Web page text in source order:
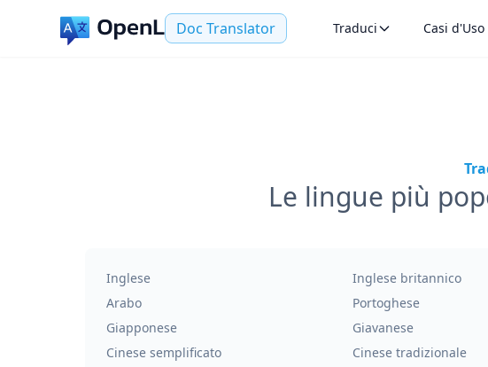
Doc Translator Traduci Casi d'Uso
Le lingue più
Inglese Inglese britannico
Arabo
Portoghese
Giapponese
Giavanese
Cinese semplificato
Cinese tradizionale